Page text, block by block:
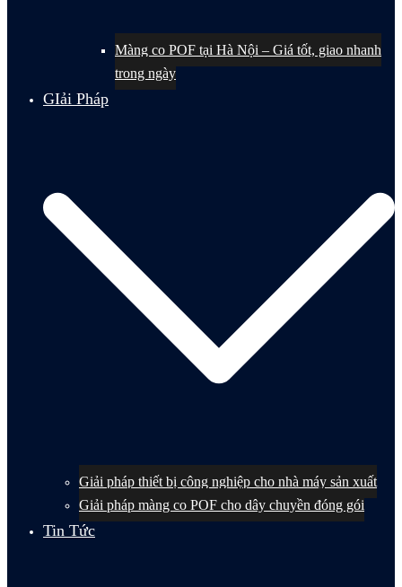
Màng co POF tại Hà Nội – Giá tốt, giao nhanh
trong ngày
GIải Pháp
Giải pháp thiết bị công nghiệp cho nhà máy sản xuất
Giải pháp màng co POF cho dây chuyền đóng gói
Tin Tức